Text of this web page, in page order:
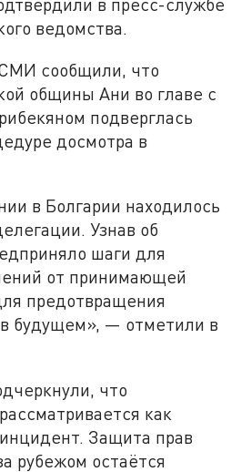
ведомства.
сообщили, что
общины Ани во главе с
подверглась
досмотра в
в Болгарии находилось
Узнав об
шаги для
от принимающей
предотвращения
будущем», — отметили в
что
как
Защита прав
рубежом остаётся